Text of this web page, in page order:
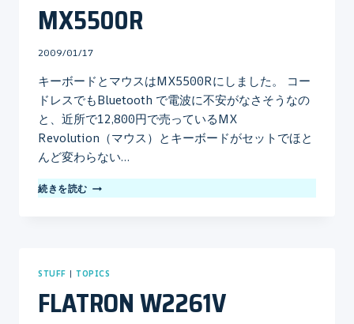
MX5500R
By
2009/01/17
キーボードとマウスはMX5500Rにしました。 コー
ドレスでもBluetooth で電波に不安がなさそうなの
と、近所で12,800円で売っているMX
Revolution（マウス）とキーボードがセットでほと
んど変わらない…
続きを読む MX5500R
STUFF |TOPICS
FLATRON W2261V